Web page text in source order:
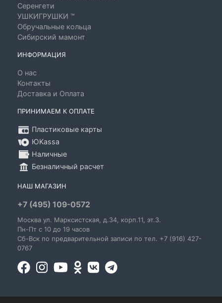
Серенгети
УШКИГРУШКИ ™
Обручальные кольца
Сибирский мамонт
ИНФОРМАЦИЯ
О нас
Контакты
Доставка и Оплата
ПРИНИМАЕМ К ОПЛАТЕ
Пластиковые карты
ЮKassa
Наличные
Безналичный расчет
НАШ МАГАЗИН
+7 (495) 109-0572
Москва ул. Марксистская , д.34, корп.11, эт.3.
Пн-Пт c 10 до 19 часов
Сб-Вск по предварительной записи по тел. +7 (916) 427-
0767